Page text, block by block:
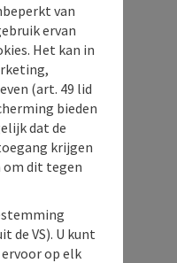
van
ervan
Het kan in
(art. 49 lid
bieden
dat de
krijgen
om dit tegen
de VS). U kunt
op elk